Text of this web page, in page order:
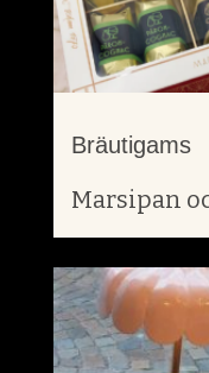
Bräutigams
Marsipan